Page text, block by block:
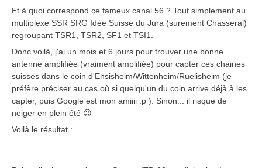
Et à quoi correspond ce fameux canal 56 ? Tout simplement au
multiplexe SSR SRG Idée Suisse du Jura (surement Chasseral)
regroupant TSR1, TSR2, SF1 et TSI1.
Donc voilà, j'ai un mois et 6 jours pour trouver une bonne
antenne amplifiée (vraiment amplifiée) pour capter ces chaines
suisses dans le coin d'Ensisheim/Wittenheim/Ruelisheim (je
préfère préciser au cas où si quelqu'un du coin arrive déjà à les
capter, puis Google est mon amiiii :p ). Sinon... il risque de
neiger en plein été 😉
Voilà le résultat :